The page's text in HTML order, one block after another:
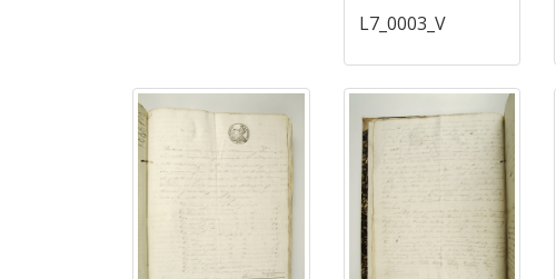
L7_0003_V